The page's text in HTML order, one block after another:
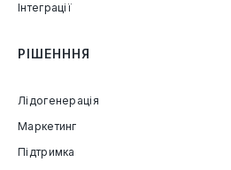
Інтеграції
РІШЕНННЯ
Лідогенерація
Маркетинг
Підтримка